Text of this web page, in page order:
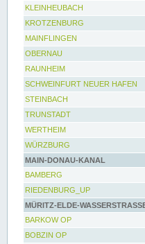
KLEINHEUBACH
KROTZENBURG
MAINFLINGEN
OBERNAU
RAUNHEIM
SCHWEINFURT NEUER HAFEN
STEINBACH
TRUNSTADT
WERTHEIM
WÜRZBURG
MAIN-DONAU-KANAL
BAMBERG
RIEDENBURG_UP
MÜRITZ-ELDE-
BARKOW OP
BOBZIN OP